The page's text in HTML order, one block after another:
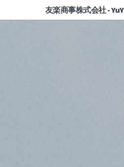
友楽商事株式会社 -